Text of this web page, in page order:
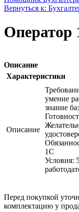
Вернуться к:
Оператор
Описание
Характеристики
Описание
умение
знание
1С
Условия:
Перед покупкой
комплектацию у